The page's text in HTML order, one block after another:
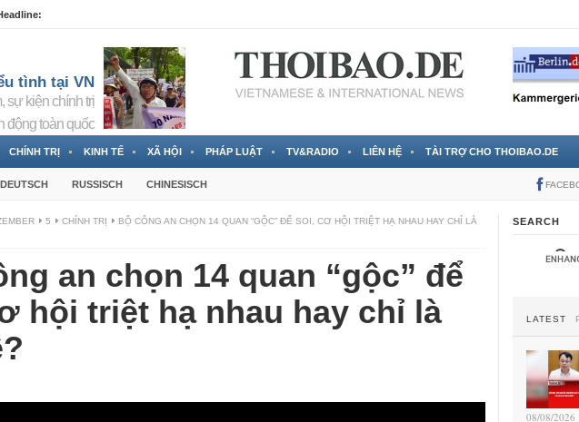
tình tại VN
sự kiện chính trị
động toàn quốc
CHÍNH TRỊ KINH TẾ XÃ HỘI PHÁP LUẬT TV&RADIO LIÊN HỆ TÀI TRỢ CHO THOIBAO.DE
DEUTSCH RUSSISCH CHINESISCH
5 CHÍNH TRỊ
BỘ CÔNG AN CHỌN 14 QUAN “GỘC” ĐỂ SOI, CƠ HỘI TRIỆT HẠ NHAU HAY CHỈ LÀ
an chọn 14 quan “gộc” để
hội triệt hạ nhau hay chỉ là
SEARCH
LATEST
08/08/2026